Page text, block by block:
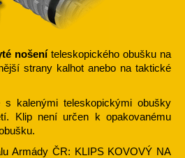
nošeníteleskopického obušku na
strany kalhot anebo na taktické
kalenými teleskopickými obušky
Klip není určen k opakovanému
Armády ČR: KLIPS KOVOVÝ NA